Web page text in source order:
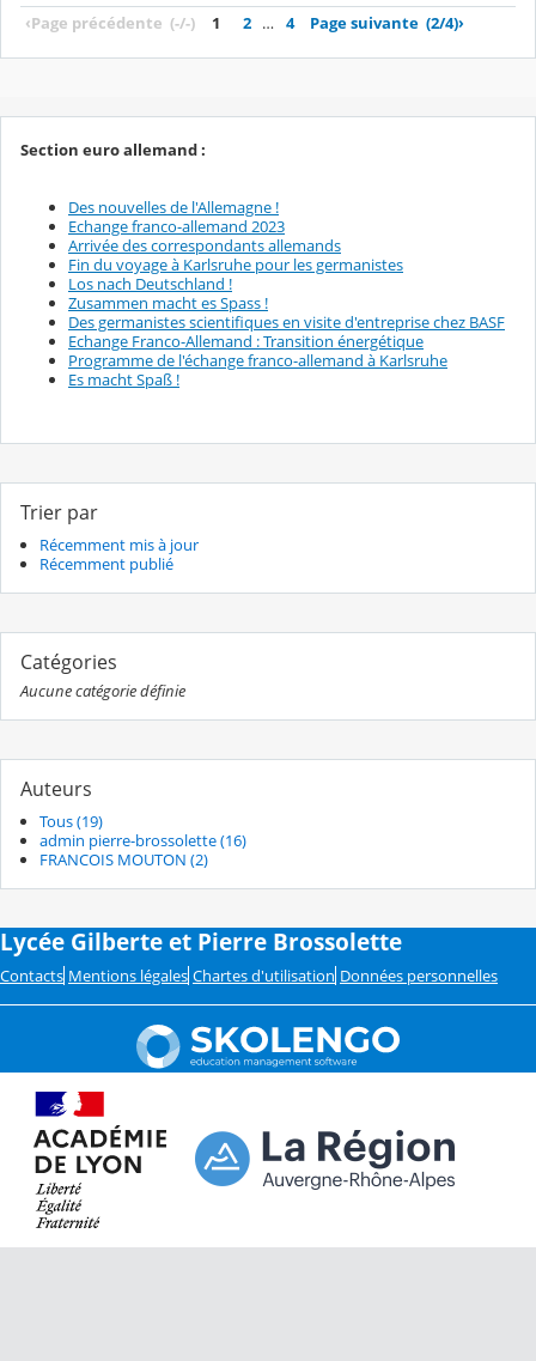
‹Page précédente (-/-) 1 2 … 4 Page suivante (2/4)›
Section euro allemand :
Des nouvelles de l'Allemagne !
Echange franco-allemand 2023
Arrivée des correspondants allemands
Fin du voyage à Karlsruhe pour les germanistes
Los nach Deutschland !
Zusammen macht es Spass !
Des germanistes scientifiques en visite d'entreprise chez BASF
Echange Franco-Allemand : Transition énergétique
Programme de l'échange franco-allemand à Karlsruhe
Es macht Spaß !
Trier par
Récemment mis à jour
Récemment publié
Catégories
Aucune catégorie définie
Auteurs
Tous (19)
admin pierre-brossolette (16)
FRANCOIS MOUTON (2)
Lycée Gilberte et Pierre Brossolette
Contacts Mentions légales Chartes d'utilisation Données personnelles